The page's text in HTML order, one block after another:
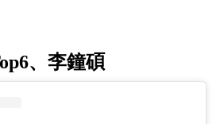
、李鐘碩